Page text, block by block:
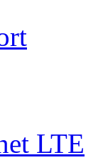
LTE